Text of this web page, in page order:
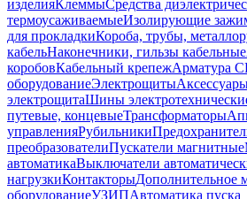
изделияКлеммыСредства
термоусаживаемыеИзолирующие
для прокладкиКороба, трубы,
кабельНаконечники, гильзы кабельные
коробовКабельный крепежАрматура
оборудованиеЭлектрощиты
электрощитаШины
путевые, концевыеТрансформаторы
управленияРубильники
преобразователиПускатели магнитные
автоматикаВыключатели
нагрузкиКонтакторыДополнительное
оборудованиеУЗИПАвтоматика пуска